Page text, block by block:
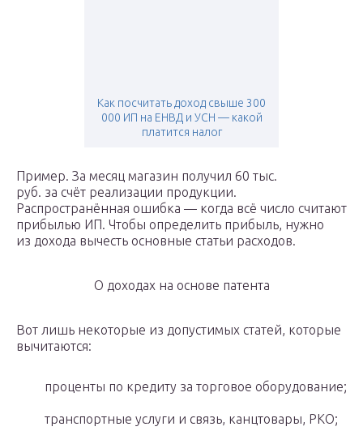
Как посчитать доход свыше 300
000 ИП на ЕНВД и УСН — какой
платится налог
Пример. За месяц магазин получил 60 тыс.
руб. за счёт реализации продукции.
Распространённая ошибка — когда всё число считают
прибылью ИП. Чтобы определить прибыль, нужно
из дохода вычесть основные статьи расходов.
О доходах на основе патента
Вот лишь некоторые из допустимых статей, которые
вычитаются:
проценты по кредиту за торговое оборудование;
транспортные услуги и связь, канцтовары, РКО;